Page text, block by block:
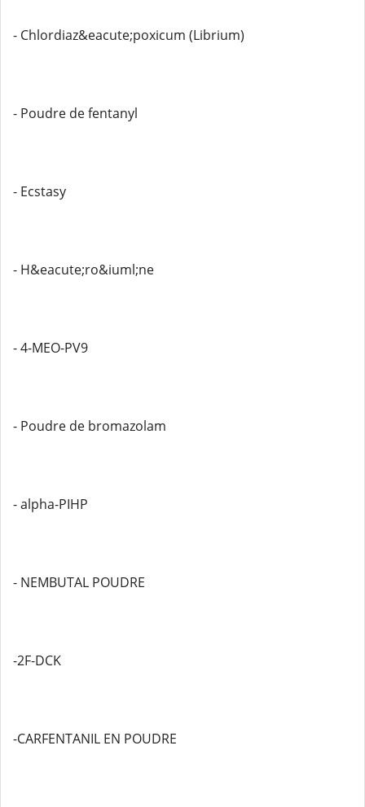
- Chlordiaz&eacute;poxicum (Librium)
- Poudre de fentanyl
- Ecstasy
- H&eacute;ro&iuml;ne
- 4-MEO-PV9
- Poudre de bromazolam
- alpha-PIHP
- NEMBUTAL POUDRE
-2F-DCK
-CARFENTANIL EN POUDRE